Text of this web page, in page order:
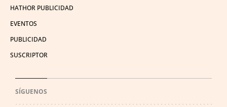
HATHOR PUBLICIDAD
EVENTOS
PUBLICIDAD
SUSCRIPTOR
SÍGUENOS